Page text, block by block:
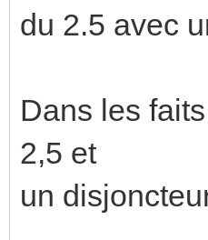
du 2.5 avec
Dans les
2,5 et
un